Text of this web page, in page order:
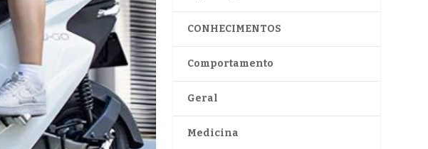
CONHECIMENTOS
Comportamento
Geral
Medicina